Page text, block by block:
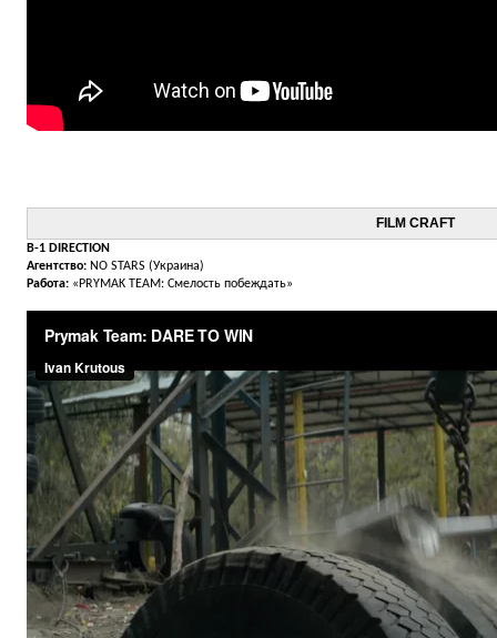
FILM CRAFT
B-1 DIRECTION
Агентство: NO STARS (Украина)
Работа: «PRYMAK TEAM: Cмелость побеждать»